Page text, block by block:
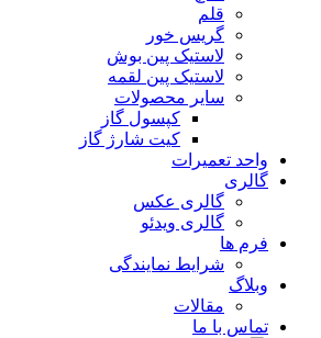
قلم
گریس خور
لاستیک پین بوش
لاستیک پین لقمه
سایر محصولات
کپسول گاز
کیت شارژ گاز
واحد تعمیرات
گالری
گالری عکس
گالری ویدئو
فرم ها
شرایط نمایندگی
وبلاگ
مقالات
تماس با ما